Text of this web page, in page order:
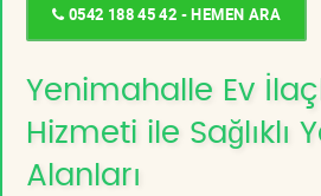
0542 188 45 42 - HEMEN ARA
Yenimahalle Ev
Hizmeti ile Sağlıklı
Alanları